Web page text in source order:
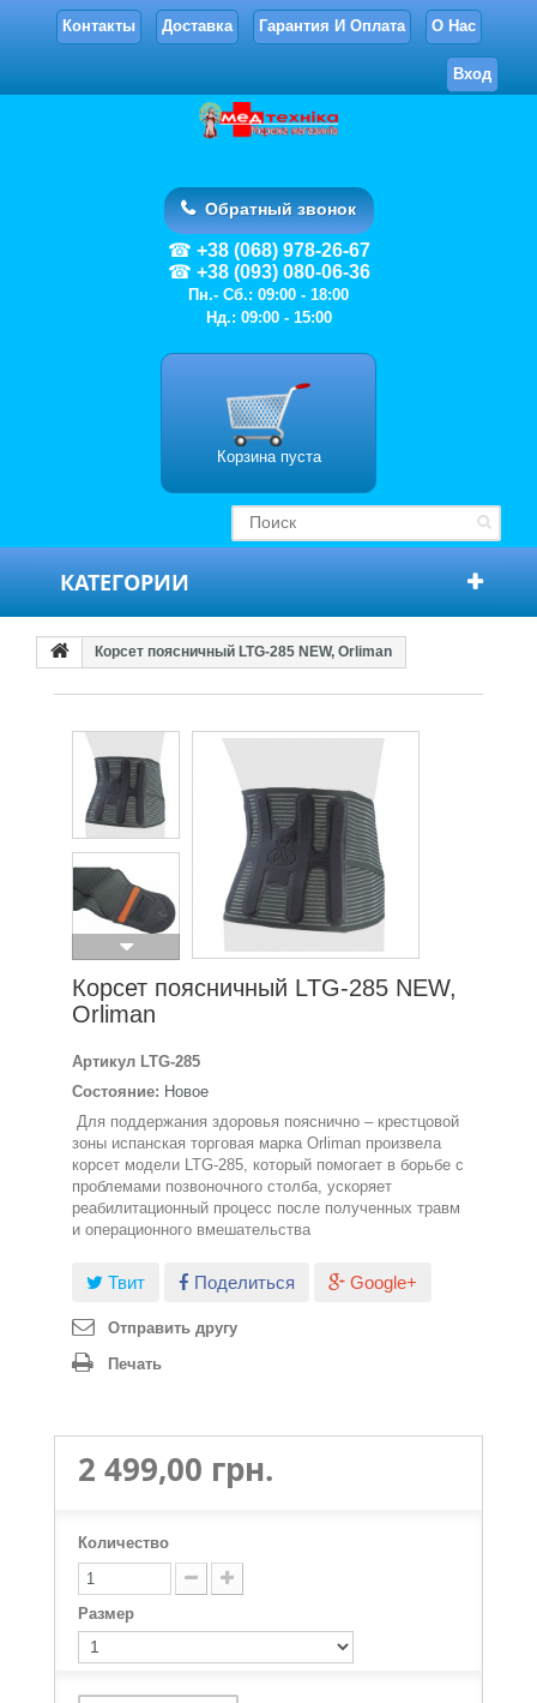
Контакты Доставка Гарантия И Оплата О Нас
Вход
Обратный звонок
+38 (068) 978-26-67
+38 (093) 080-06-36
Пн.- Сб.: 09:00 - 18:00
Нд.: 09:00 - 15:00
Корзина пуста
КАТЕГОРИИ
Корсет поясничный LTG-285 NEW, Orliman
Корсет поясничный LTG-285 NEW,
Orliman
Артикул LTG-285
Состояние: Новое
Для поддержания здоровья пояснично – крестцовой
зоны испанская торговая марка Orliman произвела
корсет модели LTG-285, который помогает в борьбе с
проблемами позвоночного столба, ускоряет
реабилитационный процесс после полученных травм
и операционного вмешательства
Твит Поделиться Google+
Отправить другу
Печать
2 499,00 грн.
Количество
Размер